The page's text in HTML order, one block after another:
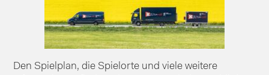
Den Spielplan, die Spielorte und viele weitere